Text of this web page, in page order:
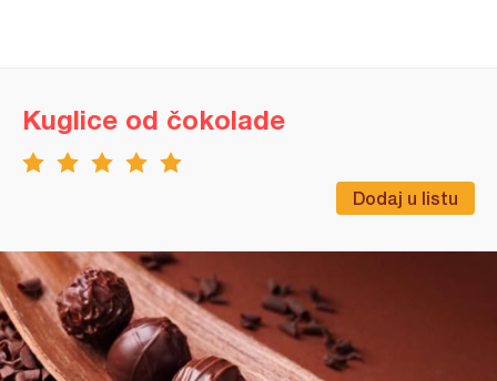
Dodaj u listu
Kuglice od čokolade